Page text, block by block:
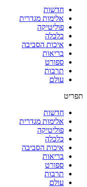
חדשות
אלימות מגדרית
פוליטיקה
כלכלה
איכות הסביבה
בריאות
ספורט
תרבות
עולם
תפריט
חדשות
אלימות מגדרית
פוליטיקה
כלכלה
איכות הסביבה
בריאות
ספורט
תרבות
עולם